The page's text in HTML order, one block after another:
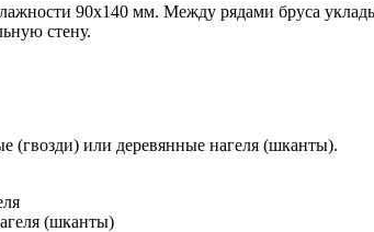
90х140 мм. Между рядами бруса
стену.
(гвозди) или деревянные нагеля (шканты).
(шканты)